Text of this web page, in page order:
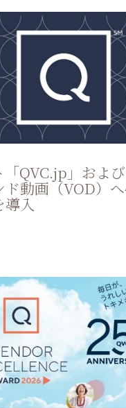
「QVC.jp」およ
ド動画（VOD）
導入